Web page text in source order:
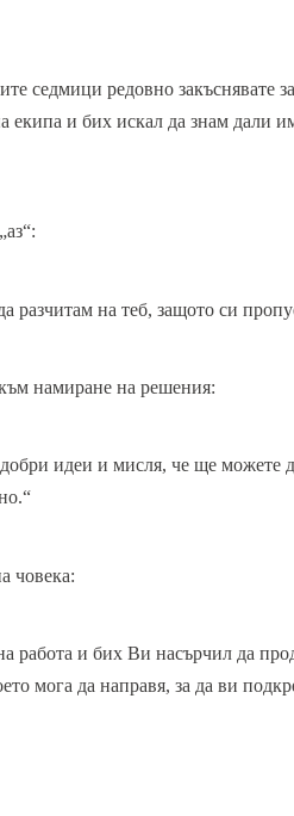
седмици редовно закъснявате
екипа и бих искал да знам дали
разчитам на теб, защото си
намиране на решения:
идеи и мисля, че ще можете
човека:
работа и бих Ви насърчил да
мога да направя, за да ви